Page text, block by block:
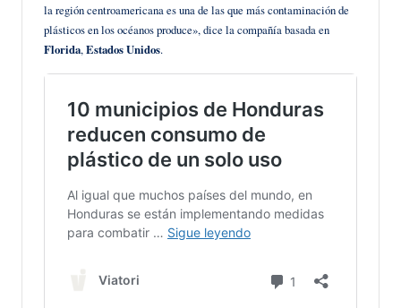
la región centroamericana es una de las que más contaminación de
plásticos en los océanos produce», dice la compañía basada en
Florida,Estados Unidos.